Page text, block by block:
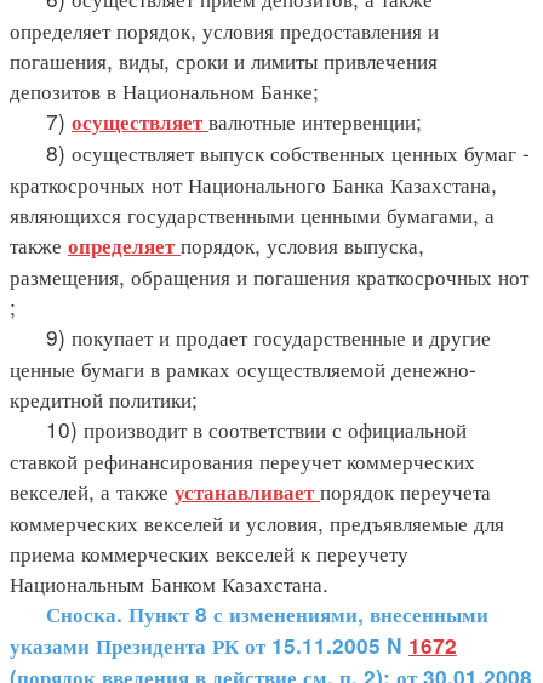
определяет порядок, условия предоставления и
погашения, виды, сроки и лимиты привлечения
депозитов в Национальном Банке;
7) осуществляетвалютные интервенции;
8) осуществляет выпуск собственных ценных бумаг -
краткосрочных нот Национального Банка Казахстана,
являющихся государственными ценными бумагами, а
также определяетпорядок, условия выпуска,
размещения, обращения и погашения краткосрочных нот
;
9) покупает и продает государственные и другие
ценные бумаги в рамках осуществляемой денежно-
кредитной политики;
10) производит в соответствии с официальной
ставкой рефинансирования переучет коммерческих
векселей, а также устанавливаетпорядок переучета
коммерческих векселей и условия, предъявляемые для
приема коммерческих векселей к переучету
Национальным Банком Казахстана.
Сноска. Пункт 8 с изменениями, внесенными
указами Президента РК от 15.11.2005 N 1672
(порядок введения в действие см. п. 2); от 30.01.2008